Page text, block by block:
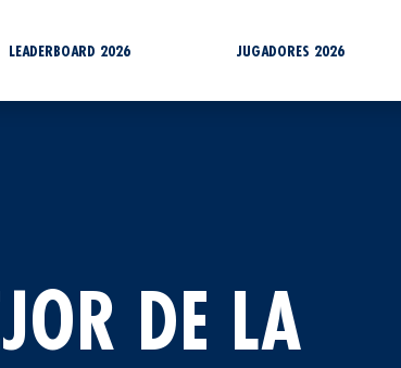
LEADERBOARD 2026 JUGADORES 2026
DE LA